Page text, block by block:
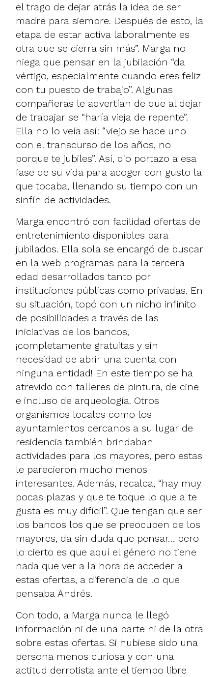
el trago de dejar atrás la idea de ser
madre para siempre. Después de esto, la
etapa de estar activa laboralmente es
otra que se cierra sin más”. Marga no
niega que pensar en la jubilación “da
vértigo, especialmente cuando eres feliz
con tu puesto de trabajo”. Algunas
compañeras le advertían de que al dejar
de trabajar se “haría vieja de repente”.
Ella no lo veía así: “viejo se hace uno
con el transcurso de los años, no
porque te jubiles”. Así, dio portazo a esa
fase de su vida para acoger con gusto la
que tocaba, llenando su tiempo con un
sinfín de actividades.
Marga encontró con facilidad ofertas de
entretenimiento disponibles para
jubilados. Ella sola se encargó de buscar
en la web programas para la tercera
edad desarrollados tanto por
instituciones públicas como privadas. En
su situación, topó con un nicho infinito
de posibilidades a través de las
iniciativas de los bancos,
¡completamente gratuitas y sin
necesidad de abrir una cuenta con
ninguna entidad! En este tiempo se ha
atrevido con talleres de pintura, de cine
e incluso de arqueología. Otros
organismos locales como los
ayuntamientos cercanos a su lugar de
residencia también brindaban
actividades para los mayores, pero estas
le parecieron mucho menos
interesantes. Además, recalca, “hay muy
pocas plazas y que te toque lo que a te
gusta es muy difícil”. Que tengan que ser
los bancos los que se preocupen de los
mayores, da sin duda que pensar… pero
lo cierto es que aquí el género no tiene
nada que ver a la hora de acceder a
estas ofertas, a diferencia de lo que
pensaba Andrés.
Con todo, a Marga nunca le llegó
información ni de una parte ni de la otra
sobre estas ofertas. Si hubiese sido una
persona menos curiosa y con una
actitud derrotista ante el tiempo libre